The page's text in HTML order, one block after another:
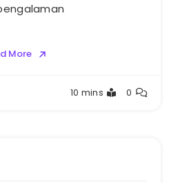
More
10 mins 0